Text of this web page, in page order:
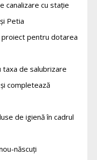
canalizare cu stație
Petia
proiect pentru dotarea
taxa de salubrizare
completează
de igienă în cadrul
născuți